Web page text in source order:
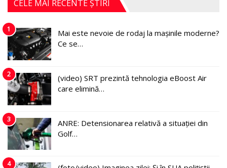
CELE MAI RECENTE ȘTIRI
1
Mai este nevoie de rodaj la mașinile moderne?
Ce se…
2
(video) SRT prezintă tehnologia eBoost Air
care elimină…
3
ANRE: Detensionarea relativă a situației din
Golf…
4